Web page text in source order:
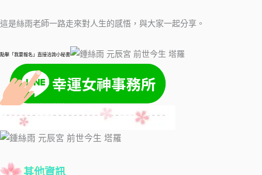
這是絲雨老師一路走來對人生的感悟，與大家一起分享。
點擊「我要報名」直接洽詢小秘書
其他資訊